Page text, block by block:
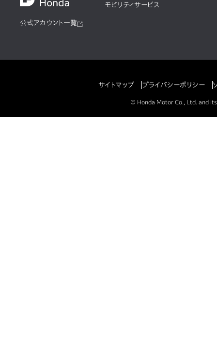
公式アカウント一覧
モビリティサービス
サイトマップ プライバシーポリシー
© Honda Motor Co., Ltd. and